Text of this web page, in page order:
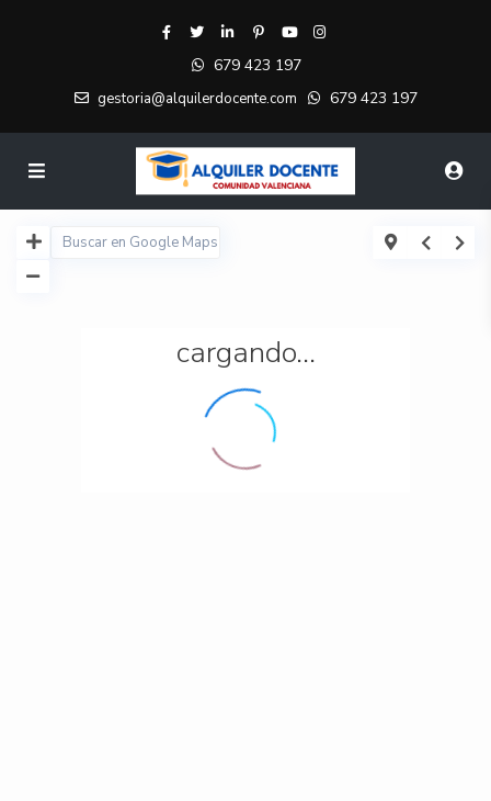
679 423 197
gestoria@alquilerdocente.com 679 423 197
cargando...